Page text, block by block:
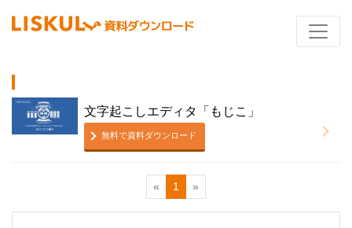
文字起こしエディタ「もじこ」
無料で資料ダウンロード
« 1 »